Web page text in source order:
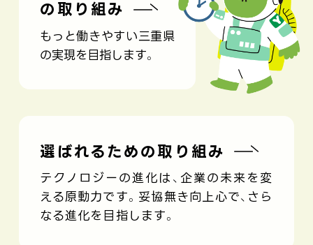
の取り組み
もっと働きやすい三重県
の実現を目指します。
選ばれるための取り組み
テクノロジーの進化は、企業の未来を変
える原動力です。 妥協無き向上心で、さら
なる進化を目指します。